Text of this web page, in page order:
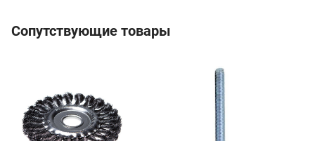
Сопутствующие товары